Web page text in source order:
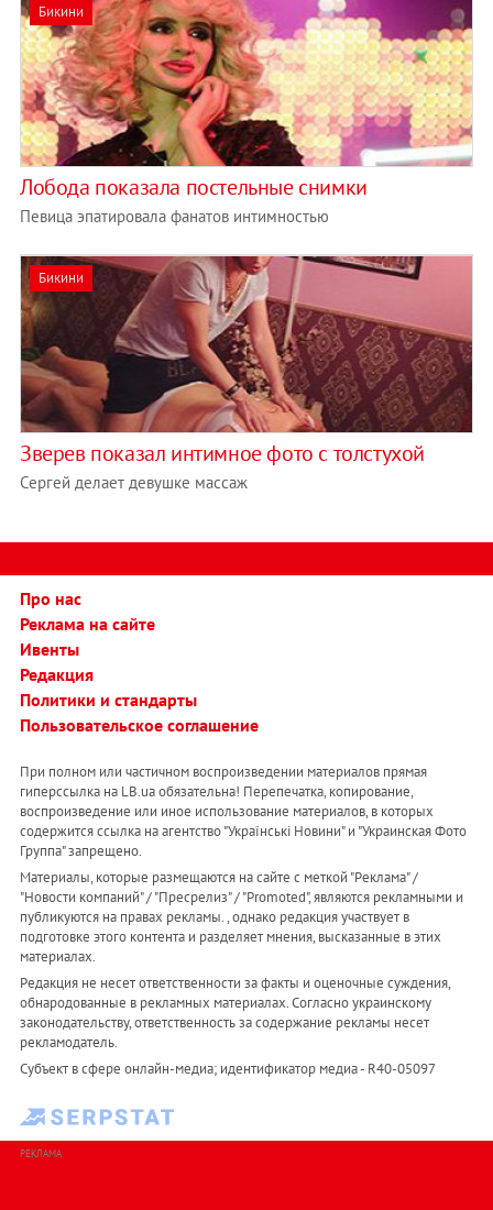
Бикини
Лобода показала постельные снимки
Певица эпатировала фанатов интимностью
Бикини
Зверев показал интимное фото с толстухой
Сергей делает девушке массаж
Про нас
Реклама на сайте
Ивенты
Редакция
Политики и стандарты
Пользовательское соглашение
При полном или частичном воспроизведении материалов прямая
гиперссылка на LB.ua обязательна! Перепечатка, копирование,
воспроизведение или иное использование материалов, в которых
содержится ссылка на агентство "Українськi Новини" и "Украинская Фото
Группа" запрещено.
Материалы, которые размещаются на сайте с меткой "Реклама" /
"Новости компаний" / "Пресрелиз" / "Promoted", являются рекламными и
публикуются на правах рекламы. , однако редакция участвует в
подготовке этого контента и разделяет мнения, высказанные в этих
материалах.
Редакция не несет ответственности за факты и оценочные суждения,
обнародованные в рекламных материалах. Согласно украинскому
законодательству, ответственность за содержание рекламы несет
рекламодатель.
Субъект в сфере онлайн-медиа; идентификатор медиа - R40-05097
РЕКЛАМА